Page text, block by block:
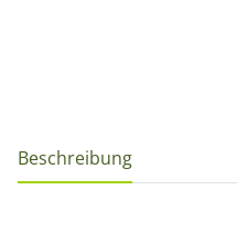
Beschreibung